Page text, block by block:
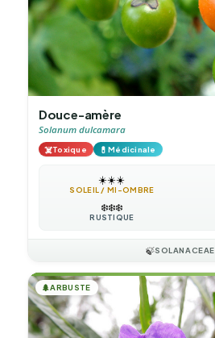
Douce-amère
Solanum dulcamara
☠️Toxique 💊Médicinale
☀️☀️☀️
SOLEIL / MI-OMBRE
❄️❄️❄️
RUSTIQUE
🍃SOLANACEAE
🌲ARBUSTE